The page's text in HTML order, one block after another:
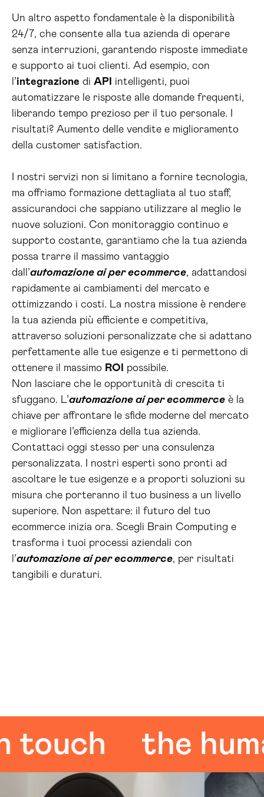
Un altro aspetto fondamentale è la disponibilità
24/7, che consente alla tua azienda di operare
senza interruzioni, garantendo risposte immediate
e supporto ai tuoi clienti. Ad esempio, con
l’integrazione di API
intelligenti, puoi
automatizzare le risposte alle domande frequenti,
liberando tempo prezioso per il tuo personale. I
risultati? Aumento delle vendite e miglioramento
della customer satisfaction.
I nostri servizi non si limitano a fornire tecnologia,
ma offriamo formazione dettagliata al tuo staff,
assicurandoci che sappiano utilizzare al meglio le
nuove soluzioni. Con monitoraggio continuo e
supporto costante, garantiamo che la tua azienda
possa trarre il massimo vantaggio
dall’automazione ai per ecommerce, adattandosi
rapidamente ai cambiamenti del mercato e
ottimizzando i costi. La nostra missione è rendere
la tua azienda più efficiente e competitiva,
attraverso soluzioni personalizzate che si adattano
perfettamente alle tue esigenze e ti permettono di
ottenere il massimo ROI
possibile.
Non lasciare che le opportunità di crescita ti
sfuggano. L’automazione ai per ecommerce è la
chiave per affrontare le sfide moderne del mercato
e migliorare l’efficienza della tua azienda.
Contattaci oggi stesso per una consulenza
personalizzata. I nostri esperti sono pronti ad
ascoltare le tue esigenze e a proporti soluzioni su
misura che porteranno il tuo business a un livello
superiore. Non aspettare: il futuro del tuo
ecommerce inizia ora. Scegli Brain Computing e
trasforma i tuoi processi aziendali con
l’automazione ai per ecommerce, per risultati
tangibili e duraturi.
the human